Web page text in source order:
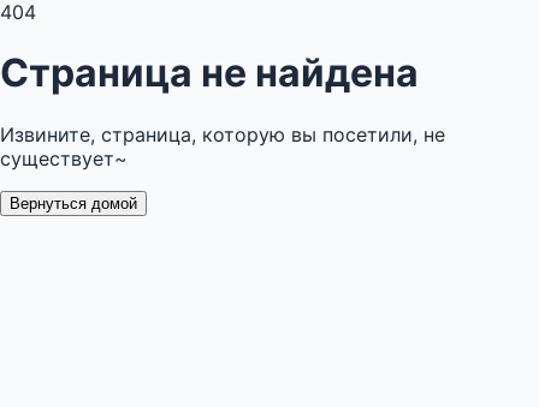
404
Страница не найдена
Извините, страница, которую вы посетили, не
существует~
Вернуться домой